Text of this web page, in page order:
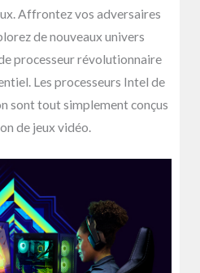
Affrontez vos adversaires
de nouveaux univers
processeur révolutionnaire
Les processeurs Intel de
sont tout simplement conçus
de jeux vidéo.